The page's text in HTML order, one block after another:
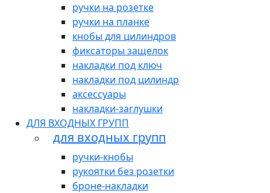
ручки на розетке
ручки на планке
кнобы для цилиндров
фиксаторы защелок
накладки под ключ
накладки под цилиндр
аксессуары
накладки-заглушки
ДЛЯ ВХОДНЫХ ГРУПП
для входных групп
ручки-кнобы
рукоятки без розетки
броне-накладки